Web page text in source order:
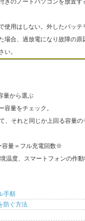
きのノートパソコンを放置す
使用はしない。外したバッテ
場合、過放電になり故障の原
い。
量から選ぶ
容量をチェック。
、それと同じか上回る容量
容量＝フル充電回数※
温度、スマートフォンの作
手順
防ぐ方法